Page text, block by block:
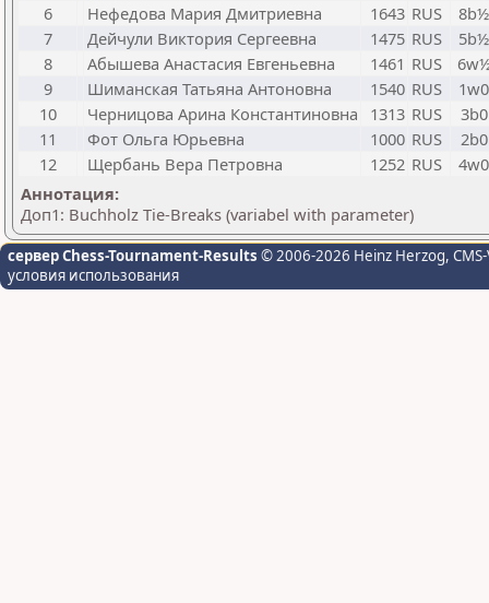
6
Нефедова Мария Дмитриевна 1643 RUS
8b½
7
Дейчули Виктория Сергеевна 1475 RUS
5b½
8
Абышева Анастасия Евгеньевна 1461 RUS
9
Шиманская Татьяна Антоновна 1540 RUS
1w0
10
Черницова Арина Константиновна 1313 RUS
3b0
11
Фот Ольга Юрьевна 1000 RUS
2b0
12
Щербань Вера Петровна 1252 RUS
4w0
Аннотация:
Доп1: Buchholz Tie-Breaks (variabel with parameter)
сервер Chess-Tournament-Results © 2006-2026 Heinz Herzog,
условия использования